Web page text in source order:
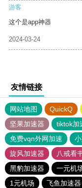
游客
这个是app神器
2024-03-24
友情链接
网站地图 QuickQ
坚果加速器
tiktok加
免费vqn外网加速
旋风加速器
八戒看
黑豹加速器
一元机
1元机场
飞鱼加速器